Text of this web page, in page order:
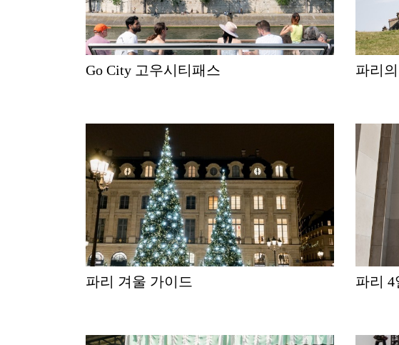
Go City 고우시티패스 파
파리 겨울 가이드 파리